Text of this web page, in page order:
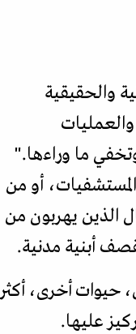
والحقيقية
المجتمع، وتخفي ما وراءها."
أو من
الذين يهربون من
أبنية مدنية.
حيوات أخرى، أكثر
عليها.